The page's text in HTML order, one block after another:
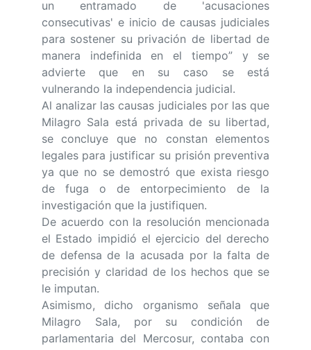
un entramado de 'acusaciones
consecutivas' e inicio de causas judiciales
para sostener su privación de libertad de
manera indefinida en el tiempo” y se
advierte que en su caso se está
vulnerando la independencia judicial.
Al analizar las causas judiciales por las que
Milagro Sala está privada de su libertad,
se concluye que no constan elementos
legales para justificar su prisión preventiva
ya que no se demostró que exista riesgo
de fuga o de entorpecimiento de la
investigación que la justifiquen.
De acuerdo con la resolución mencionada
el Estado impidió el ejercicio del derecho
de defensa de la acusada por la falta de
precisión y claridad de los hechos que se
le imputan.
Asimismo, dicho organismo señala que
Milagro Sala, por su condición de
parlamentaria del Mercosur, contaba con